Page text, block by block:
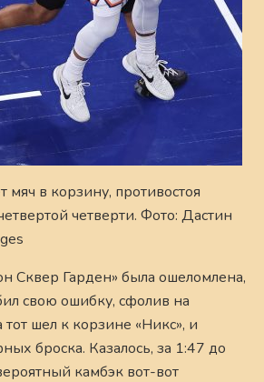
в корзину, противостоя
четверти. Фото: Дастин
Сквер Гарден» была ошеломлена,
свою ошибку, сфолив на
шел к корзине «Никс», и
броска. Казалось, за 1:47 до
камбэк вот-вот